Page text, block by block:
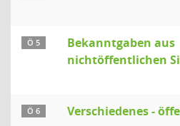
Ö 5
Bekanntgaben aus
nichtöffentlichen
Ö 6 Verschiedenes -